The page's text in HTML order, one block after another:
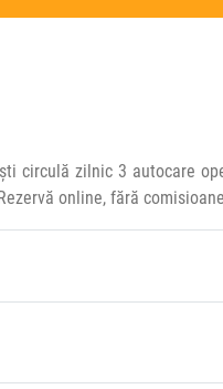
circulă zilnic 3 autocare
online, fără